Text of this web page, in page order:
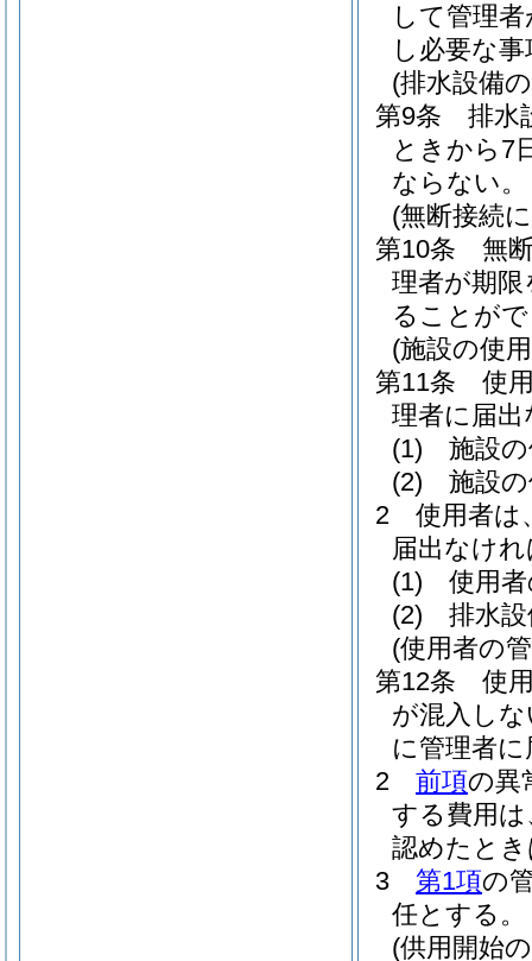
して管理
し必要な
(排水設備
第9条
排水
ときから7
ならない。
(無断接続
第10条
無
理者が期
ることが
(施設の使
第11条
使
理者に届
(1)
施設
(2)
施設
2
使用者は
届出なけ
(1)
使用
(2)
排水
(使用者の
第12条
使
が混入し
に管理者
2
前項の異
する費用
認めたと
3
第1項の
任とする。
(供用開始